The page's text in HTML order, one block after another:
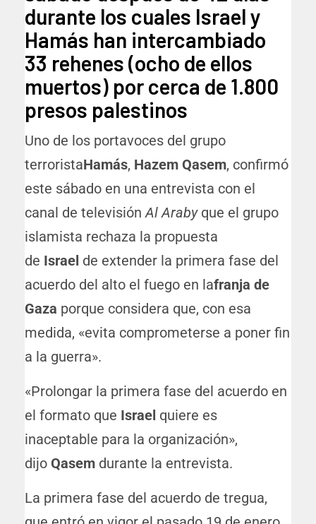
durante los cuales Israel y
Hamás han intercambiado
33 rehenes (ocho de ellos
muertos) por cerca de 1.800
presos palestinos
Uno de los portavoces del grupo
terroristaHamás, Hazem Qasem, confirmó
este sábado en una entrevista con el
canal de televisiónAl Arabyque el grupo
islamista rechaza la propuesta
de Israel de extender la primera fase del
acuerdo del alto el fuego en lafranja de
Gaza porque considera que, con esa
medida, «evita comprometerse a poner fin
a la guerra».
«Prolongar la primera fase del acuerdo en
el formato que Israel quiere es
inaceptable para la organización»,
dijo Qasem durante la entrevista.
La primera fase del acuerdo de tregua,